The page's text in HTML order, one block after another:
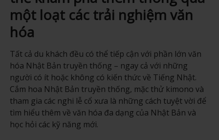
một loạt các trải nghiệm văn
hóa
Tất cả du khách đều có thể tiếp cận với phần lớn văn
hóa Nhật Bản truyền thống – ngay cả với những
người có ít hoặc không có kiến thức về Tiếng Nhật.
Cắm hoa Nhật Bản truyền thống, mặc thử kimono và
tham gia các nghi lễ cổ xưa là những cách tuyệt vời để
tìm hiểu thêm về văn hóa đa dạng của Nhật Bản và
học hỏi các kỹ năng mới.